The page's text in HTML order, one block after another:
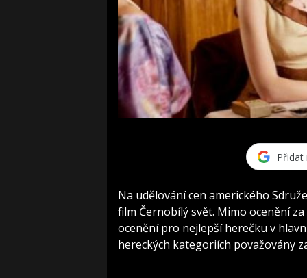
Přidat
Na udělování cen amerického
film Černobílý svět. Mimo ocenění
ocenění pro nejlepší herečku v
hereckých kategoriích považovány